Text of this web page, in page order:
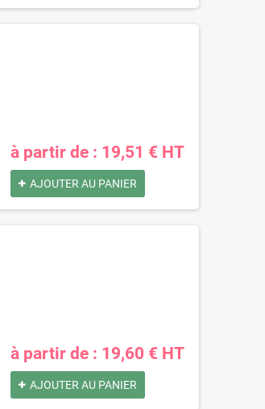
à partir de : 19,51 € HT
AJOUTER AU PANIER
à partir de : 19,60 € HT
AJOUTER AU PANIER